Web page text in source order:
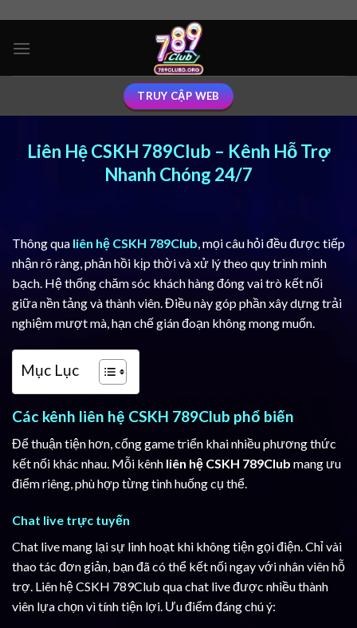
content
TRUY CẬP WEB
Liên Hệ CSKH 789Club – Kênh Hỗ Trợ
Nhanh Chóng 24/7
Thông qua liên hệ CSKH 789Club, mọi câu hỏi đều được tiếp
nhận rõ ràng, phản hồi kịp thời và xử lý theo quy trình minh
bạch. Hệ thống chăm sóc khách hàng đóng vai trò kết nối
giữa nền tảng và thành viên. Điều này góp phần xây dựng trải
nghiệm mượt mà, hạn chế gián đoạn không mong muốn.
Mục Lục
Các kênh liên hệ CSKH 789Club phổ biến
Để thuận tiện hơn, cổng game triển khai nhiều phương thức
kết nối khác nhau. Mỗi kênh liên hệ CSKH 789Club mang ưu
điểm riêng, phù hợp từng tình huống cụ thể.
Chat live trực tuyến
Chat live mang lại sự linh hoạt khi không tiện gọi điện. Chỉ vài
thao tác đơn giản, bạn đã có thể kết nối ngay với nhân viên hỗ
trợ. Liên hệ CSKH 789Club qua chat live được nhiều thành
viên lựa chọn vì tính tiện lợi. Ưu điểm đáng chú ý: